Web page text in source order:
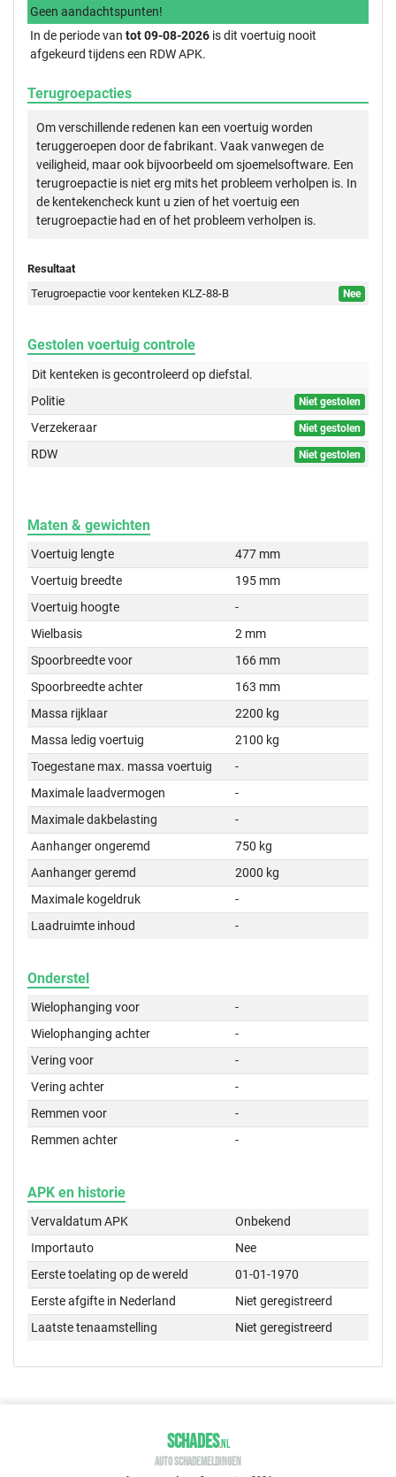
Geen aandachtspunten!
In de periode van tot 09-08-2026 is dit voertuig nooit
afgekeurd tijdens een RDW APK.
Terugroepacties
Om verschillende redenen kan een voertuig worden
teruggeroepen door de fabrikant. Vaak vanwegen de
veiligheid, maar ook bijvoorbeeld om sjoemelsoftware. Een
terugroepactie is niet erg mits het probleem verholpen is. In
de kentekencheck kunt u zien of het voertuig een
terugroepactie had en of het probleem verholpen is.
Resultaat
Terugroepactie voor kenteken KLZ-88-B
Nee
Gestolen voertuig controle
Dit kenteken is gecontroleerd opdiefstal.
Politie
Niet gestolen
Verzekeraar Niet gestolen
RDW Niet gestolen
Maten & gewichten
Voertuig lengte
477 mm
Voertuig breedte
195 mm
Voertuig hoogte
-
Wielbasis
2 mm
Spoorbreedte voor
166 mm
Spoorbreedte achter
163 mm
Massa rijklaar
2200 kg
Massa ledig voertuig
2100 kg
Toegestane max. massa voertuig
-
Maximale laadvermogen
-
Maximale dakbelasting
-
Aanhanger ongeremd
750 kg
Aanhanger geremd
2000 kg
Maximale kogeldruk
-
Laadruimte inhoud
-
Onderstel
Wielophanging voor
-
Wielophanging achter
-
Vering voor
-
Vering achter
-
Remmen voor
-
Remmen achter
-
APK en historie
Vervaldatum APK
Onbekend
Importauto
Nee
Eerste toelating op de wereld
01-01-1970
Eerste afgifte in Nederland
Niet geregistreerd
Laatste tenaamstelling
Niet geregistreerd
SCHADES.NL
AUTO SCHADEMELDINGEN